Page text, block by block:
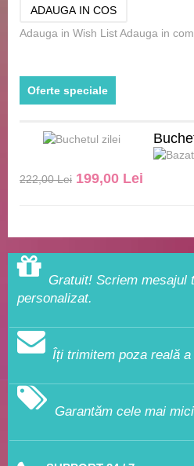
Adauga in Wish ListAdauga in
Oferte speciale
222,00 Lei 199,00 Lei
Gratuit! Scriem mesajul
personalizat.
Îți trimitem poza reală
Garantăm cele mai